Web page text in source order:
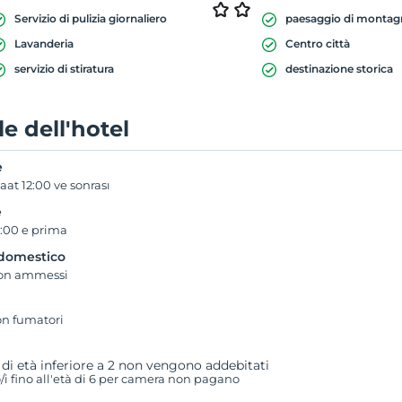
Servizio di pulizia giornaliero
Lavanderia
servizio di stiratura
paesaggio di
Centro città
destinazione storica
dell'hotel
12:00 ve sonrası
e prima
ammessi
fumatori
età inferiore a 2 non vengono addebitati
i fino all'età di 6 per camera non pagano